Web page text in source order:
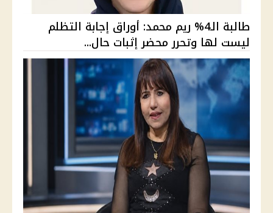
طالبة الـ4% ريم محمد: أوراق إجابة التظلم
ليست لها وتحرر محضر إثبات حال...